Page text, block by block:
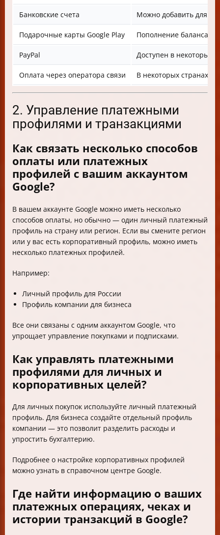
Банковские счета Можно добавить для
Подарочные карты Google Play Пополнение баланса
PayPal Доступен в некоторых
Оплата через оператора связи В некоторых странах
2. Управление платежными
профилями и транзакциями
Как связать несколько способов
оплаты или платежных
профилей с вашим аккаунтом
Google?
В вашем аккаунте Google можно иметь несколько
способов оплаты, но обычно — один личный платежный
профиль на страну или регион. Если вы смените регион
или у вас есть корпоративный профиль, можно иметь
несколько платежных профилей.
Например:
Личный профиль для России
Профиль компании для бизнеса
Все они связаны с одним аккаунтом Google, что
упрощает управление покупками и подписками.
Как управлять платежными
профилями для личных и
корпоративных целей?
Для личных покупок используйте личный платежный
профиль. Для бизнеса создайте отдельный профиль
компании — это позволит разделить расходы и
упростить бухгалтерию.
Подробнее о настройке корпоративных профилей
можно узнать в справочном центре Google.
Где найти информацию о ваших
платежных операциях, чеках и
истории транзакций в Google?